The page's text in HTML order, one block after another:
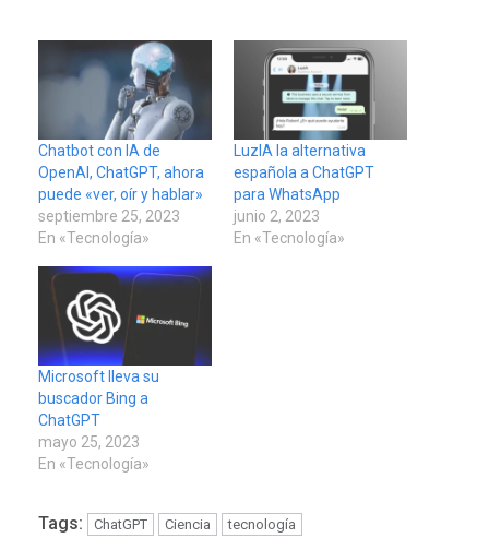
Chatbot con IA de
OpenAI, ChatGPT, ahora
puede «ver, oír y hablar»
septiembre 25, 2023
En «Tecnología»
LuzIA la alternativa
española a ChatGPT
para WhatsApp
junio 2, 2023
En «Tecnología»
Microsoft lleva su
buscador Bing a
ChatGPT
mayo 25, 2023
En «Tecnología»
Tags: ChatGPT Ciencia tecnología